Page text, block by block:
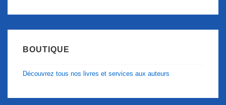
BOUTIQUE
Découvrez tous nos livres et services aux auteurs